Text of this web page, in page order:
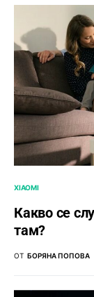
XIAOMI
Какво се
там?
ОТ БОРЯНА ПОПОВА